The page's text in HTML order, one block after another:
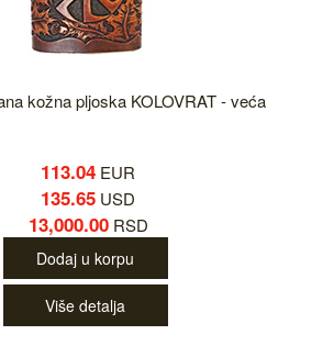
kožna pljoska KOLOVRAT - veća
113.04 EUR
135.65 USD
13,000.00RSD
Dodaj u korpu
Više detalja